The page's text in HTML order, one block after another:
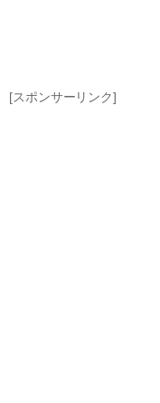
[スポンサーリンク]